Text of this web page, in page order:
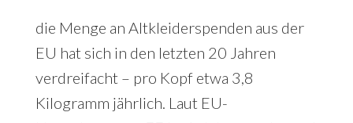
die Menge an Altkleiderspenden aus der
EU hat sich in den letzten 20 Jahren
verdreifacht – pro Kopf etwa 3,8
Kilogramm jährlich. Laut EU-